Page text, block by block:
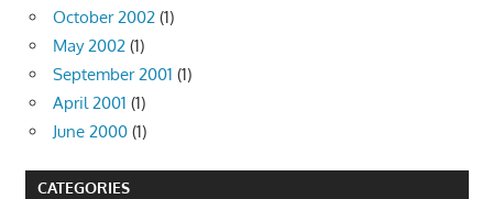
October 2002 (1)
May 2002 (1)
September 2001 (1)
April 2001 (1)
June 2000 (1)
CATEGORIES